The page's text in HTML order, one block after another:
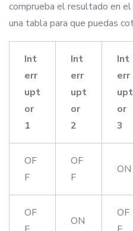
comprueba el resultado en
una tabla para que puedas
Int
err
upt
or
1
Int
err
upt
or
2
Int
err
upt
or
3
OF
F
OF
F
ON
OF
ON
OF